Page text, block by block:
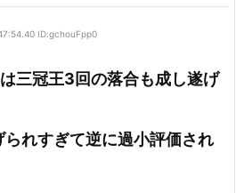
ID:gchouFpp0
三冠王3回の落合も成し遂げ
られすぎて逆に過小評価され